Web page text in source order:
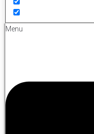
Menu